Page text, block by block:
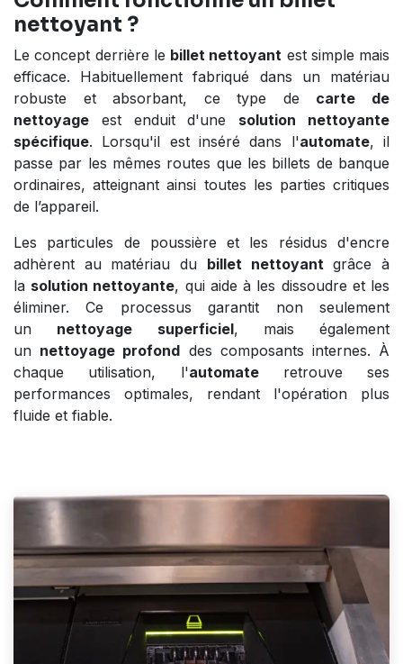
nettoyant ?
Le concept derrière le billet nettoyant est simple mais
efficace. Habituellement fabriqué dans un matériau
robuste et absorbant, ce type de carte de
nettoyage est enduit d'une solution nettoyante
spécifique. Lorsqu'il est inséré dans l'automate, il
passe par les mêmes routes que les billets de banque
ordinaires, atteignant ainsi toutes les parties critiques
de l’appareil.
Les particules de poussière et les résidus d'encre
adhèrent au matériau du billet nettoyantgrâce à
la solution nettoyante, qui aide à les dissoudre et les
éliminer. Ce processus garantit non seulement
un nettoyage superficiel, mais également
un nettoyage profond des composants internes. À
chaque utilisation, l'automateretrouve ses
performances optimales, rendant l'opération plus
fluide et fiable.